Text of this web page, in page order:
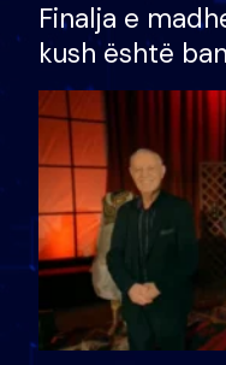
Finalja e
kush është
shtëpinë dhe
të fituar